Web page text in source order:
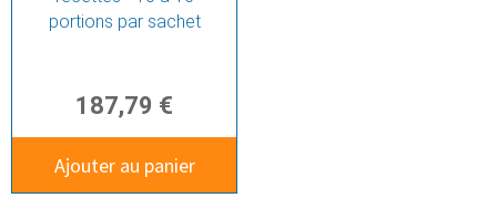
portions par sachet
187,79 €
Ajouter au panier